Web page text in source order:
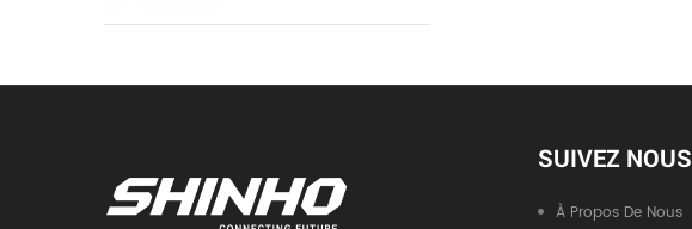
SUIVEZ NOUS
À Propos De Nous